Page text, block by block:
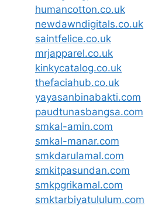
humancotton.co.uk
newdawndigitals.co.uk
saintfelice.co.uk
mrjapparel.co.uk
kinkycatalog.co.uk
thefaciahub.co.uk
yayasanbinabakti.com
paudtunasbangsa.com
smkal-amin.com
smkal-manar.com
smkdarulamal.com
smkitpasundan.com
smkpgrikamal.com
smktarbiyatululum.com